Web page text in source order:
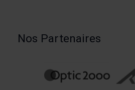
Nos Partenaires